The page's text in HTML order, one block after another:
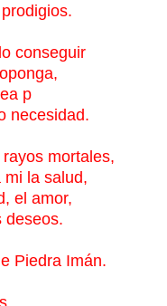
conseguir
p
necesidad.
mortales,
la salud,
el amor,
deseos.
Piedra Imán.